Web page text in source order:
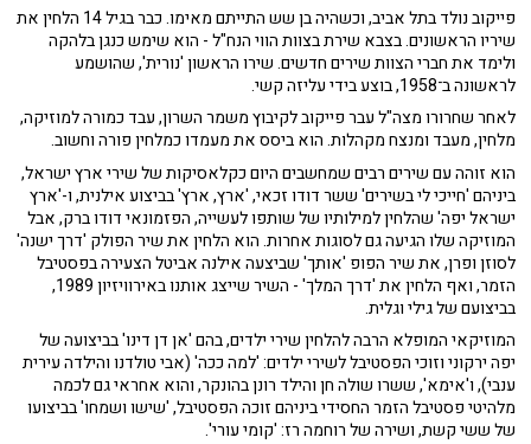
פייקוב נולד בתל אביב, וכשהיה בן שש התייתם מאימו. כבר בגיל 14 הלחין את
שיריו הראשונים. בצבא שירת בצוות הווי הנח"ל - הוא שימש כנגן בלהקה
ולימד את חברי הצוות שירים חדשים. שירו הראשון 'נורית', שהושמע
לראשונה ב־1958, בוצע בידי עליזה קשי.
לאחר שחרורו מצה"ל עבר פייקוב לקיבוץ משמר השרון, עבד כמורה למוזיקה,
מלחין, מעבד ומנצח מקהלות. הוא ביסס את מעמדו כמלחין פורה וחשוב.
הוא זוהה עם שירים רבים שמחשבים היום כקלאסיקות של שירי ארץ ישראל,
ביניהם 'חייכי לי בשירים' ששר דודו זכאי, 'ארץ, ארץ' בביצוע אילנית, ו-'ארץ
ישראל יפה' שהלחין למילותיו של שותפו לעשייה, הפזמונאי דודו ברק, אבל
המוזיקה שלו הגיעה גם לסוגות אחרות. הוא הלחין את שיר הפולק 'דרך ישנה'
לסוזן ופרן, את שיר הפופ 'אותך' שביצעה אילנה אביטל הצעירה בפסטיבל
הזמר, ואף הלחין את 'דרך המלך' - השיר שייצג אותנו באירוויזיון 1989,
בביצועם של גילי וגלית.
המוזיקאי המופלא הרבה להלחין שירי ילדים, בהם 'אן דן דינו' בביצועה של
יפה ירקוני וזוכי הפסטיבל לשירי ילדים: 'למה ככה' (אבי טולדנו והילדה עירית
ענבי), ו'אימא', ששרו שולה חן והילד רונן בהונקר, והוא אחראי גם לכמה
מלהיטי פסטיבל הזמר החסידי ביניהם זוכה הפסטיבל, 'שישו ושמחו' בביצועו
של ששי קשת, ושירה של רוחמה רז: 'קומי עורי'.